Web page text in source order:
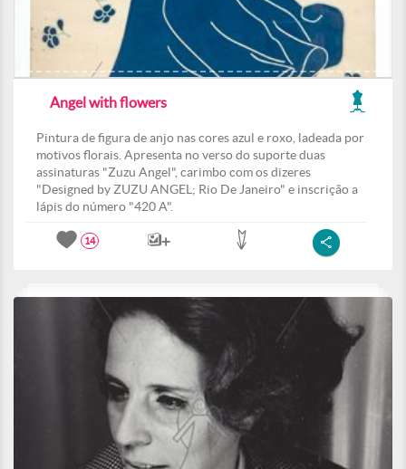
Angel with flowers
Pintura de figura de anjo nas cores azul e roxo, ladeada por
motivos florais. Apresenta no verso do suporte duas
assinaturas "Zuzu Angel", carimbo com os dizeres
"Designed by ZUZU ANGEL; Rio De Janeiro" e inscrição a
lápis do número "420 A".
14